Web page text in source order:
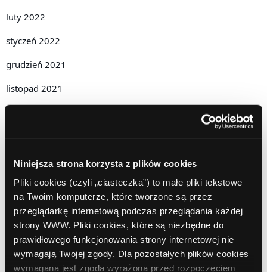
Niniejsza strona korzysta z plików cookies
Pliki cookies (czyli „ciasteczka”) to małe pliki tekstowe
na Twoim komputerze, które tworzone są przez
przeglądarkę internetową podczas przeglądania każdej
strony WWW. Pliki cookies, które są niezbędne do
prawidłowego funkcjonowania strony internetowej nie
wymagają Twojej zgody. Dla pozostałych plików cookies
wymagana jest zgoda wyrażona przed rozpoczęciem
luty 2022
styczeń 2022
grudzień 2021
listopad 2021
sierpień 2021
lipiec 2021
czerwiec 2021
maj 2021
kwiecień 2021